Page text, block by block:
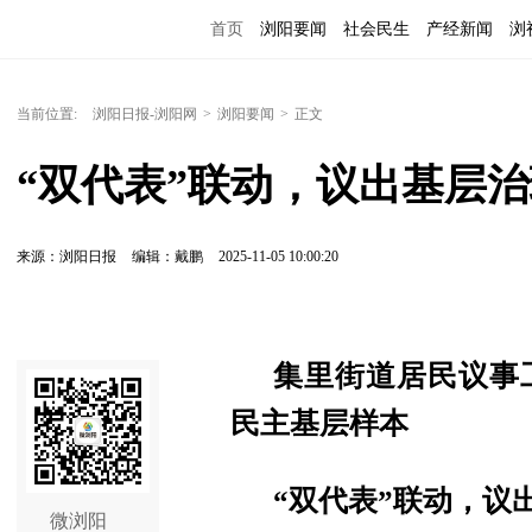
首页 浏阳要闻 社会民生 产经新闻 浏
当前位置: 浏阳日报-浏阳网 > 浏阳要闻 > 正文
“双代表”联动，议出基层
来源：浏阳日报 编辑：戴鹏 2025-11-05 10:00:20
微浏阳
集里街道居民议事
民主基层样本
“双代表”联动，议